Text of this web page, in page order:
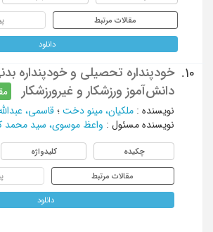
مقالات مرتبط
دانلود
10.
خود‌پنداره تحصیلی و
دانش‌آموز ورزشکار و غیر‌ورزشکار
نویسنده : ملکیان، مینو دخت ؛ قاسمی،
نویسنده مسئول : واعظ موسوی، سید محمد
چکیده کلیدواژه
مقالات مرتبط
دانلود